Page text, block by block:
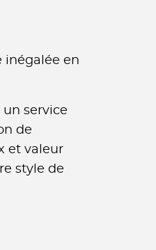
inégalée en
service
de
et valeur
style de